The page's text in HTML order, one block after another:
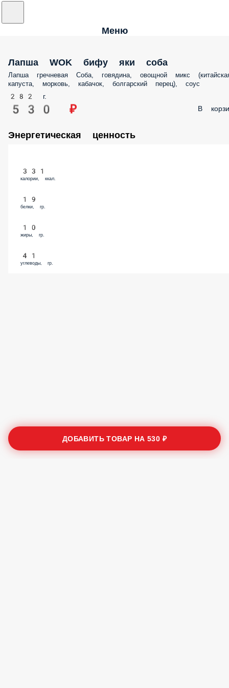
Меню
Лапша WOK бифу яки соба
Лапша гречневая Соба, говядина, овощной микс
капуста, морковь, кабачок, болгарский перец), соус
282 г.
530 ₽ В
Энергетическая ценность
331
калории, ккал.
19
белки, гр.
10
жиры, гр.
41
углеводы, гр.
ДОБАВИТЬ ТОВАР НА530 ₽